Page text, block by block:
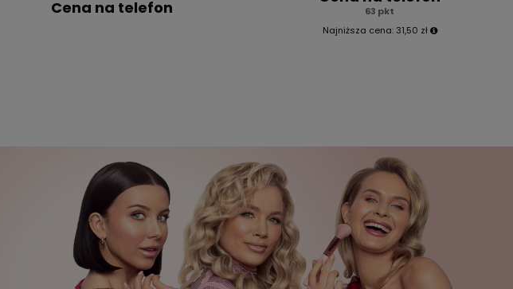
Cena na telefon
63 pkt
Najniższa cena: 31,50 zł